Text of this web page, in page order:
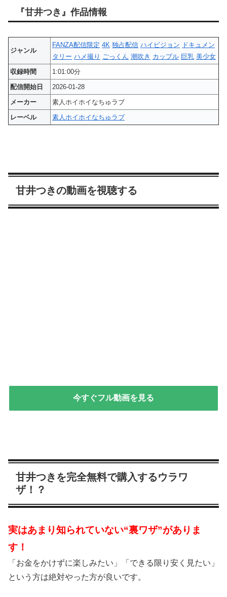
『甘井つき』作品情報
ジャンル
FANZA配信限定 4K 独占配信 ハイビジョン ドキュメン
タリー ハメ撮り ごっくん 潮吹き カップル 巨乳 美少女
収録時間
1:01:00分
配信開始日
2026-01-28
メーカー
素人ホイホイなちゅラブ
レーベル
素人ホイホイなちゅラブ
甘井つきの動画を視聴する
今すぐフル動画を見る
甘井つきを完全無料で購入するウラワ
ザ！？
実はあまり知られていない“裏ワザ”がありま
す！
「お金をかけずに楽しみたい」「できる限り安く見たい」
という方は絶対やった方が良いです。